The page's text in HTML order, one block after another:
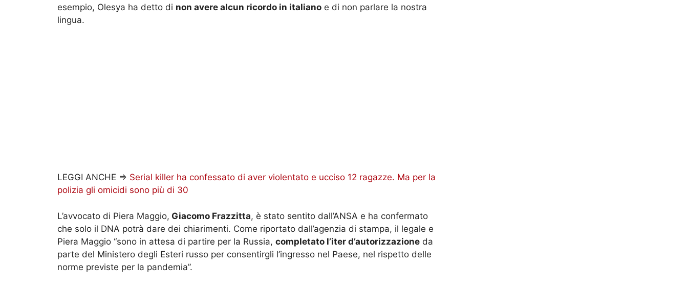
esempio, Olesya ha detto di non avere alcun ricordo in italiano e di non parlare la nostra
lingua.
LEGGI ANCHE => Serial killer ha confessato di aver violentato e ucciso 12 ragazze. Ma per la
polizia gli omicidi sono più di 30
L’avvocato di Piera Maggio, Giacomo Frazzitta, è stato sentito dall’ANSA e ha confermato
che solo il DNA potrà dare dei chiarimenti. Come riportato dall’agenzia di stampa, il legale e
Piera Maggio “sono in attesa di partire per la Russia, completato l’iter d’autorizzazione da
parte del Ministero degli Esteri russo per consentirgli l’ingresso nel Paese, nel rispetto delle
norme previste per la pandemia”.